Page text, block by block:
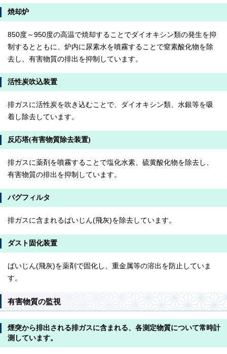
焼却炉
850度～950度の高温で焼却することでダイオキシン類の発生を抑
制するとともに、炉内に尿素水を噴霧することで窒素酸化物を除
去し、有害物質の排出を抑制しています。
活性炭吹込装置
排ガスに活性炭を吹き込むことで、ダイオキシン類、水銀等を吸
着し除去しています。
反応塔(有害物質除去装置)
排ガスに薬剤を噴霧することで塩化水素、硫黄酸化物を除去し、
有害物質の排出を抑制しています。
バグフィルタ
排ガスに含まれるばいじん(飛灰)を除去しています。
ダスト固化装置
ばいじん(飛灰)を薬剤で固化し、重金属等の溶出を防止していま
す。
有害物質の監視
煙突から排出される排ガスに含まれる、各測定物質について常時計
測しています。